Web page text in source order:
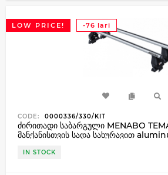
LOW PRICE! -76 lari
CODE: 0000336/330/KIT
ძირითადი საბარგული MENABO
მანქანისთვის სადა სახურავით
IN STOCK